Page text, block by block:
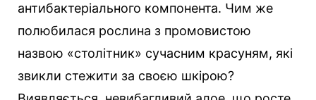
антибактеріального компонента. Чим же
полюбилася рослина з промовистою
назвою «столітник» сучасним красуням, які
звикли стежити за своєю шкірою?